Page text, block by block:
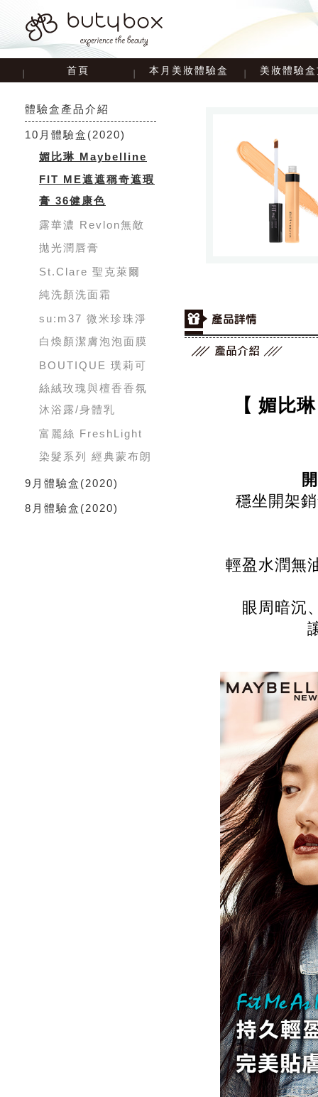
首頁 本月美妝體驗盒 美妝體驗
【 媚比
穩坐開架
輕盈水潤無
眼周暗沉
體驗盒產品介紹
10月體驗盒 (2020)
媚比琳 Maybelline
FIT ME遮遮稱奇遮瑕
膏 36健康色
露華濃 Revlon無敵
拋光潤唇膏
St.Clare 聖克萊爾
純洗顏洗面霜
su:m37 微米珍珠淨
白煥顏潔膚泡泡面膜
BOUTIQUE 璞莉可
絲絨玫瑰與檀香香氛
沐浴露/身體乳
富麗絲 FreshLight
染髮系列 經典蒙布朗
9月體驗盒 (2020)
8月體驗盒 (2020)